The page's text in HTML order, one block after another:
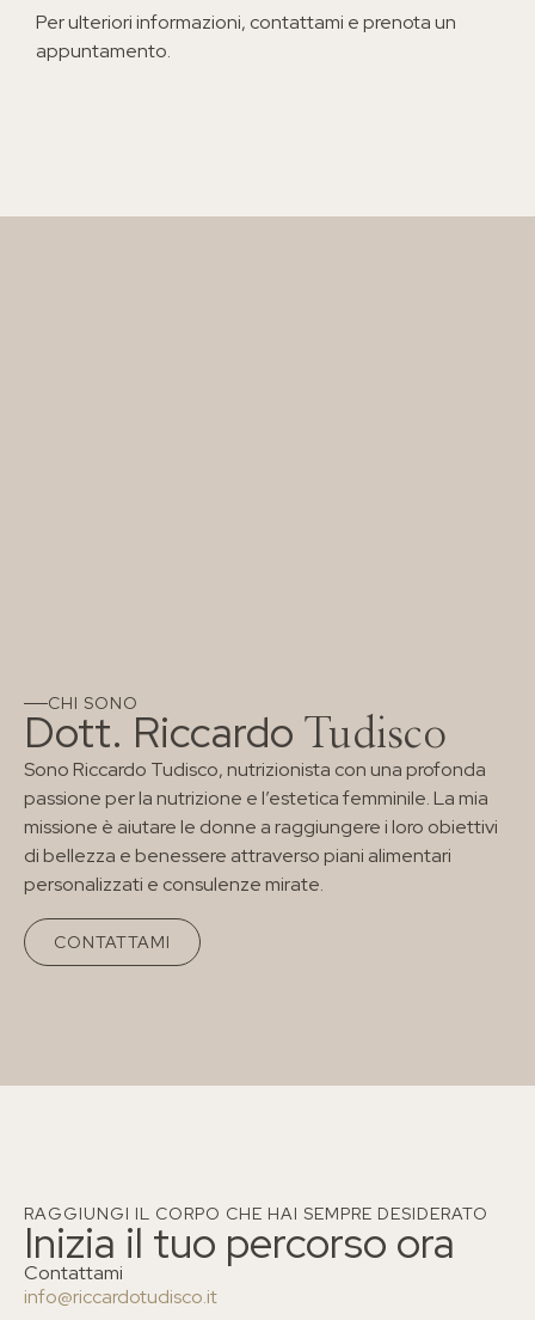
Per ulteriori informazioni, contattami e prenota un
appuntamento.
CHI SONO
Dott. Riccardo Tudisco
Sono Riccardo Tudisco, nutrizionista con una profonda
passione per la nutrizione e l’estetica femminile. La mia
missione è aiutare le donne a raggiungere i loro obiettivi
di bellezza e benessere attraverso piani alimentari
personalizzati e consulenze mirate.
CONTATTAMI
RAGGIUNGI IL CORPO CHE HAI SEMPRE DESIDERATO
Inizia il tuo percorso ora
Contattami
info@riccardotudisco.it